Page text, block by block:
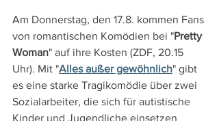
Am Donnerstag, den 17.8. kommen Fans
von romantischen Komödien bei "Pretty
Woman" auf ihre Kosten (ZDF, 20.15
Uhr). Mit "Alles außer gewöhnlich" gibt
es eine starke Tragikomödie über zwei
Sozialarbeiter, die sich für autistische
Kinder und Jugendliche einsetzen